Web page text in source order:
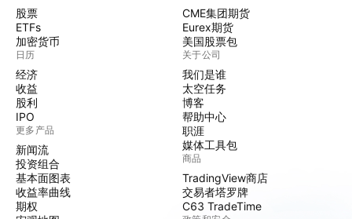
股票
ETFs
加密货币
日历
经济
收益
股利
IPO
更多产品
新闻流
投资组合
基本面图表
收益率曲线
期权
CME集团期货
Eurex期货
美国股票包
关于公司
我们是谁
太空任务
博客
帮助中心
职涯
媒体工具包
商品
TradingView商店
交易者塔罗牌
C63 TradeTime